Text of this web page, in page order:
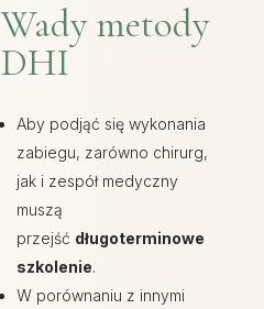
Wady metody
DHI
Aby podjąć się wykonania
zabiegu, zarówno chirurg,
jak i zespół medyczny
muszą
przejść długoterminowe
szkolenie.
W porównaniu z innymi